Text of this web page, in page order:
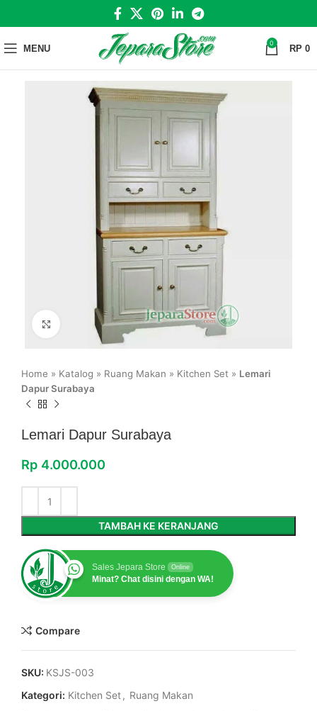
MENU 0 RP 0
Click to enlarge
Home » Katalog » Ruang Makan » Kitchen Set » Lemari
Dapur Surabaya
Lemari Dapur Surabaya
Rp 4.000.000
TAMBAH KE KERANJANG
Sales Jepara Store Online
Minat? Chat disini dengan WA!
Compare
SKU: KSJS-003
Kategori: Kitchen Set, Ruang Makan